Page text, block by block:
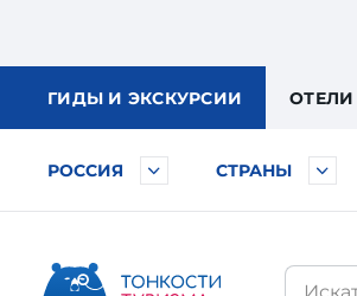
ГИДЫ И ЭКСКУРСИИ ОТЕЛИ
РОССИЯ СТРАНЫ